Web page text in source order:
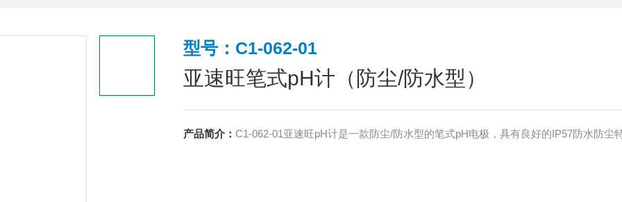
型号：C1-062-01
亚速旺笔式pH计（防尘/防水型）
产品简介： C1-062-01亚速旺pH计是一款防尘/防水型的笔式pH电极，具有良好的IP57防水防尘